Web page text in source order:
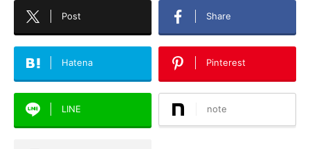
Post Share
Hatena Pinterest
LINE note